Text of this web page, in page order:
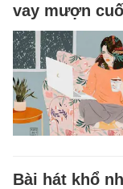
vay mượn
Bài hát khổ